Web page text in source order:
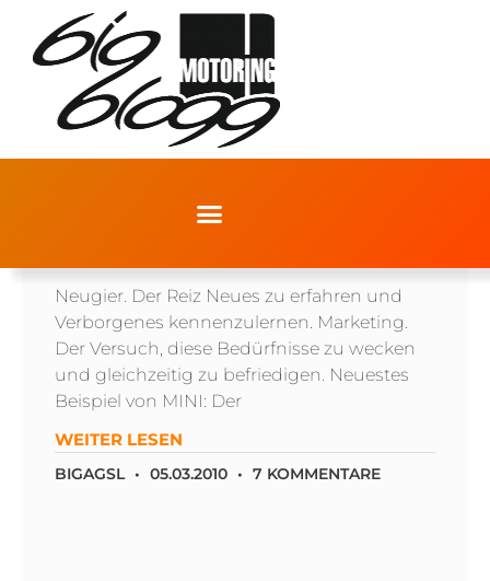
Neugier. Der Reiz Neues zu erfahren und
Verborgenes kennenzulernen. Marketing.
Der Versuch, diese Bedürfnisse zu wecken
und gleichzeitig zu befriedigen. Neuestes
Beispiel von MINI: Der
WEITER LESEN
BIGAGSL 05.03.2010 7 KOMMENTARE